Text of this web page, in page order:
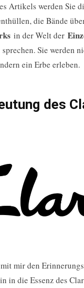
Artikels werden Sie
die Bände
in der Welt der
sprechen. Sie werden
ein Erbe erleben.
des
mir den
in die Essenz des